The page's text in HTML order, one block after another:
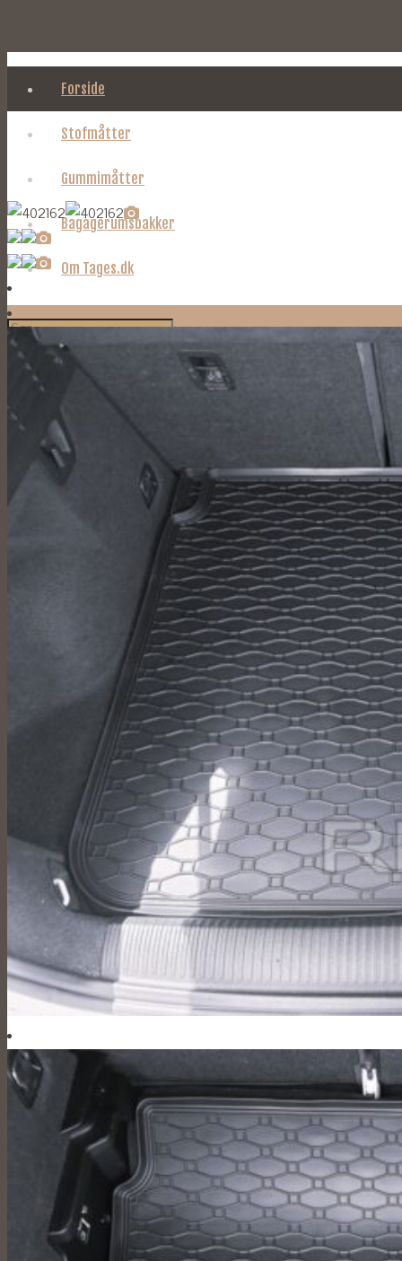
Forside
Stofmåtter
Gummimåtter
Bagagerumsbakker
Om Tages.dk
Vare was added to your cart
Kurv